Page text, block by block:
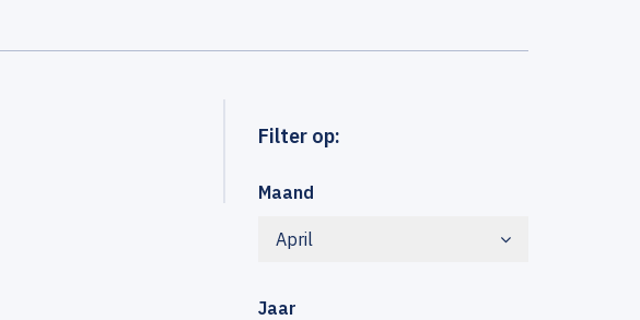
Filter op:
Maand
April
Jaar